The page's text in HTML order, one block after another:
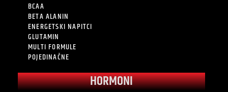
BCAA
BETA ALANIN
ENERGETSKI NAPITCI
GLUTAMIN
MULTI FORMULE
POJEDINAČNE
HORMONI